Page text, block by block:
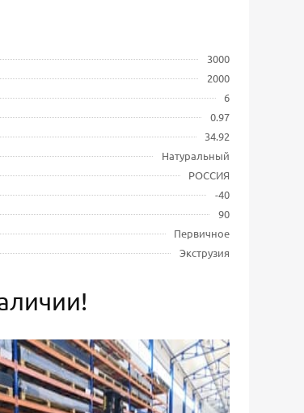
3000
2000
6
0.97
34.92
Натуральный
РОССИЯ
-40
90
Первичное
Экструзия